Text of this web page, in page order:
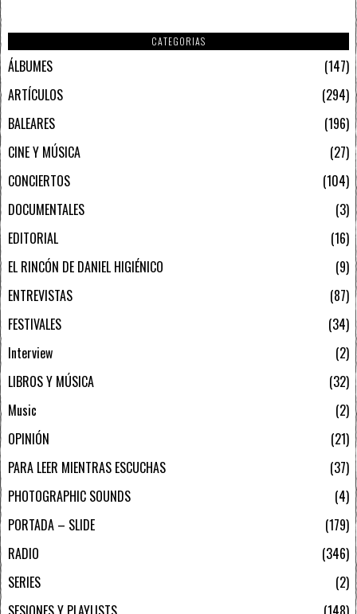
CATEGORIAS
ÁLBUMES
147
ARTÍCULOS
294
BALEARES
196
CINE Y MÚSICA
27
CONCIERTOS
104
DOCUMENTALES
3
EDITORIAL
16
EL RINCÓN DE DANIEL HIGIÉNICO
9
ENTREVISTAS
87
FESTIVALES
34
Interview
2
LIBROS Y MÚSICA
32
Music
2
OPINIÓN
21
PARA LEER MIENTRAS ESCUCHAS
37
PHOTOGRAPHIC SOUNDS
4
PORTADA – SLIDE
179
RADIO
346
SERIES
2